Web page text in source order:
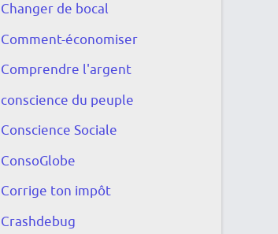
Changer de bocal
Comment-économiser
Comprendre l'argent
conscience du peuple
Conscience Sociale
ConsoGlobe
Corrige ton impôt
Crashdebug